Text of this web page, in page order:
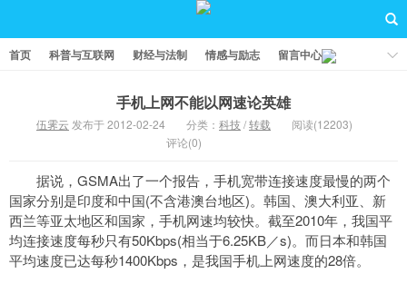
首页 科普与互联网 财经与法制 情感与励志 留言中心
手机上网不能以网速论英雄
伍霁云 发布于 2012-02-24 分类： 科技/转载
阅读(12203)
评论(0)
据说，GSMA出了一个报告，手机宽带连接速度最慢的两个
国家分别是印度和中国(不含港澳台地区)。韩国、澳大利亚、新
西兰等亚太地区和国家，手机网速均较快。截至2010年，我国平
均连接速度每秒只有50Kbps(相当于6.25KB／s)。而日本和韩国
平均速度已达每秒1400Kbps，是我国手机上网速度的28倍。